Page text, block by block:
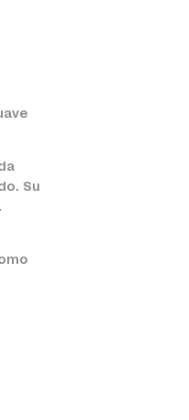
Su